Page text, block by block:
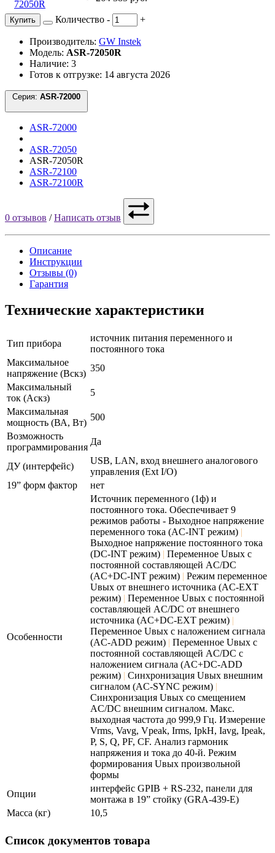
Купить Количество - +
Производитель: GW Instek
Модель: ASR-72050R
Наличие: 3
Готов к отгрузке: 14 августа 2026
Серия:
ASR-72000
ASR-72050
ASR-72050R
ASR-72100
ASR-72100R
0 отзывов /Написать отзыв
Описание
Инструкции
Отзывы (0)
Гарантия
Технические характеристики
Тип прибора
источник питания переменного и
постоянного тока
Максимальное
напряжение (Вскз)
350
Максимальный
ток (Аскз)
5
Максимальная
мощность (ВА, Вт)
500
Возможность
программирования
Да
ДУ (интерфейс)
USB, LAN, вход внешнего аналогового
управления (Ext I/O)
19” форм фактор
нет
Особенности
Источник переменного (1ф) и
постоянного тока. Обеспечивает 9
режимов работы - Выходное напряжение
переменного тока (AC-INT режим) |
Выходное напряжение постоянного тока
(DC-INT режим) | Переменное Uвых с
постоянной составляющей AC/DC
(AC+DC-INT режим) | Режим переменное
Uвых от внешнего источника (AC-EXT
режим) | Переменное Uвых с постоянной
составляющей AC/DC от внешнего
источника (AC+DC-EXТ режим) |
Переменное Uвых c наложением сигнала
(AC-ADD режим) | Переменное Uвых с
постоянной составляющей AC/DC c
наложением сигнала (AC+DC-ADD
режим) | Синхронизация Uвых внешним
сигналом (AC-SYNC режим) |
Синхронизация Uвых со смещением
AC/DC внешним сигналом. Макс.
выходная частота до 999,9 Гц. Измерение
Vrms, Vavg, Vpeak, Irms, IpkH, Iavg, Ipeak,
P, S, Q, PF, CF. Анализ гармоник
напряжения и тока до 40-й. Режим
формирования Uвых произвольной
формы
Опции
интерфейс GPIB + RS-232, панели для
монтажа в 19” стойку (GRA-439-E)
Масса (кг)
10,5
Список документов товара